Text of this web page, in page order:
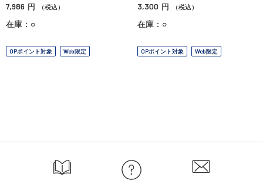
7,986 円 （税込）
在庫：○
OPポイント対象 Web限定
3,300 円 （税込）
在庫：○
OPポイント対象 Web限定